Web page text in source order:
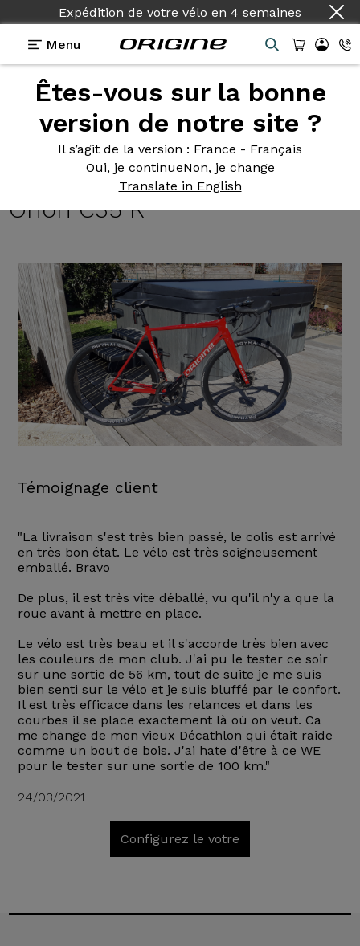
Expédition de votre vélo en 4 semaines
Menu
Êtes-vous sur la bonne
version de notre site ?
Il s’agit de la version : France - Français
Oui, je continueNon, je change
Translate in English
Témoignages>Axxome II GT - Shimano Dura Ace
Axxome II GT - Shimano Dura
Ace Di2 - Roues Prymahl
Orion C35 R
Témoignage client
"La livraison s'est très bien passé, le colis est arrivé
en très bon état. Le vélo est très soigneusement
emballé. Bravo
De plus, il est très vite déballé, vu qu'il n'y a que la
roue avant à mettre en place.
Le vélo est très beau et il s'accorde très bien avec
les couleurs de mon club. J'ai pu le tester ce soir
sur une sortie de 56 km, tout de suite je me suis
bien senti sur le vélo et je suis bluffé par le confort.
Il est très efficace dans les relances et dans les
courbes il se place exactement là où on veut. Ca
me change de mon vieux Décathlon qui était raide
comme un bout de bois. J'ai hate d'être à ce WE
pour le tester sur une sortie de 100 km."
24/03/2021
Configurez le votre